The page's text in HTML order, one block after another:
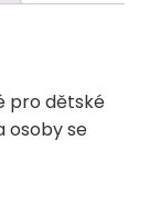
pro dětské
osoby se